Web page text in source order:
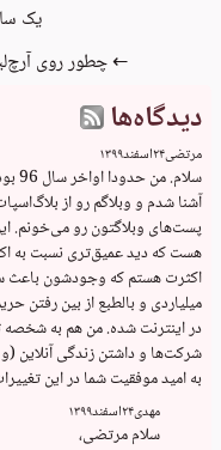
یک
← چطور روی
دیدگاه‌ها
مرتضی۲۴اسفند۱۳۹۹
به امید موفقیت شما در این
مهدی۲۴اسفند۱۳۹۹